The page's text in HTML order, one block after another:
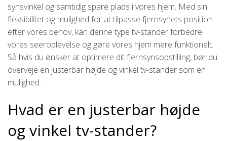
synsvinkel og samtidig spare plads i vores hjem. Med sin
fleksibilitet og mulighed for at tilpasse fjernsynets position
efter vores behov, kan denne type tv-stander forbedre
vores seeroplevelse og gøre vores hjem mere funktionelt.
Så hvis du ønsker at optimere dit fjernsynsopstilling, bør du
overveje en justerbar højde og vinkel tv-stander som en
mulighed.
Hvad er en justerbar højde
og vinkel tv-stander?